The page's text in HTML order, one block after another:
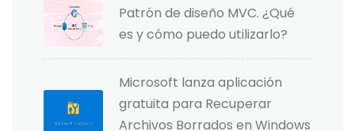
Patrón de diseño MVC. ¿Qué
es y cómo puedo utilizarlo?
Microsoft lanza aplicación
gratuita para Recuperar
Archivos Borrados en Windows